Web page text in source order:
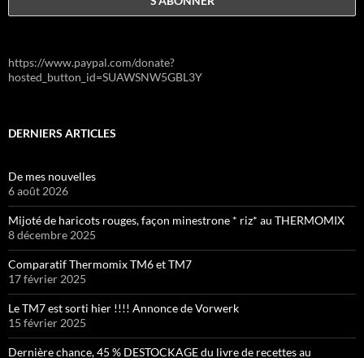
https://www.paypal.com/donate?
hosted_button_id=SUAWSNW5GBL3Y
DERNIERS ARTICLES
De mes nouvelles
6 août 2026
Mijoté de haricots rouges, façon minestrone * riz* au THERMOMIX
8 décembre 2025
Comparatif Thermomix TM6 et TM7
17 février 2025
Le TM7 est sorti hier !!!! Annonce de Vorwerk
15 février 2025
Dernière chance, 45 % DESTOCKAGE du livre de recettes au